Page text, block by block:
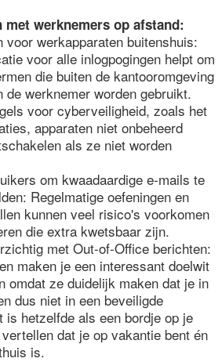
werknemers op afstand:
werkapparaten buitenshuis:
voor alle inlogpogingen helpt om
die buiten de kantooromgeving
werknemer worden gebruikt.
voor cyberveiligheid, zoals het
apparaten niet onbeheerd
als ze niet worden
om kwaadaardige e-mails te
Regelmatige oefeningen en
kunnen veel risico's voorkomen
die extra kwetsbaar zijn.
met Out-of-Office berichten:
maken je een interessant doelwit
omdat ze duidelijk maken dat je in
dus niet in een beveiligde
is hetzelfde als een bordje op je
dat je op vakantie bent én
is.